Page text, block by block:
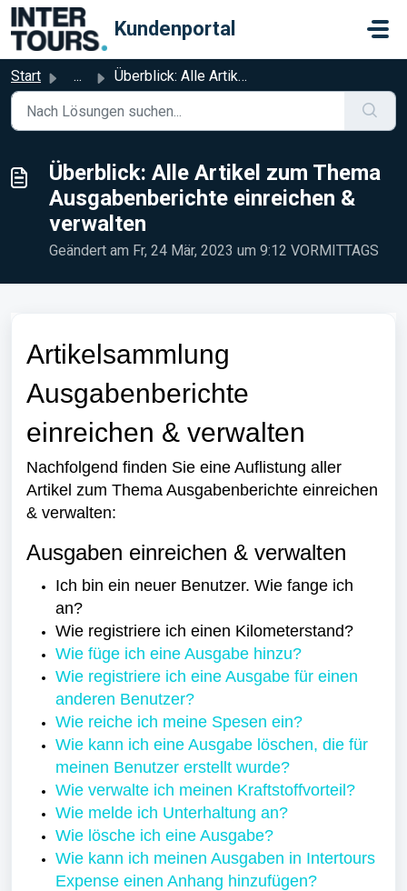
Zum hauptsächlichen Inhalt gehen
Kundenportal
Start ... Überblick: Alle Artikel zum Thema Ausgabenberichte einrei...
Überblick: Alle Artikel zum Thema
Ausgabenberichte einreichen &
verwalten
Geändert am Fr, 24 Mär, 2023 um 9:12 VORMITTAGS
Artikelsammlung
Ausgabenberichte
einreichen & verwalten
Nachfolgend finden Sie eine Auflistung aller
Artikel zum Thema Ausgabenberichte einreichen
& verwalten:
Ausgaben einreichen & verwalten
Ich bin ein neuer Benutzer. Wie fange ich
an?
Wie registriere ich einen Kilometerstand?
Wie füge ich eine Ausgabe hinzu?
Wie registriere ich eine Ausgabe für einen
anderen Benutzer?
Wie reiche ich meine Spesen ein?
Wie kann ich eine Ausgabe löschen, die für
meinen Benutzer erstellt wurde?
Wie verwalte ich meinen Kraftstoffvorteil?
Wie melde ich Unterhaltung an?
Wie lösche ich eine Ausgabe?
Wie kann ich meinen Ausgaben in Intertours
Expense einen Anhang hinzufügen?